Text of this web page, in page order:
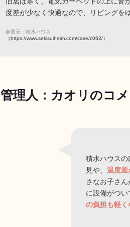
度差が少なく快適なので、リビングを
参照元：積水ハウス
（https://www.sekisuiheim.com/case/c062/）
管理人：カオリのコ
積水ハウスの
見や、 温度差
さなお子さ
に設備がつい
の負担も軽く